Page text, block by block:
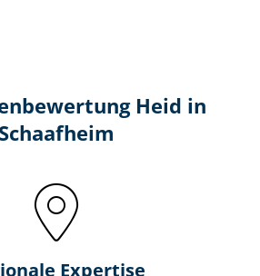
Heid in
Schaafheim
Expertise